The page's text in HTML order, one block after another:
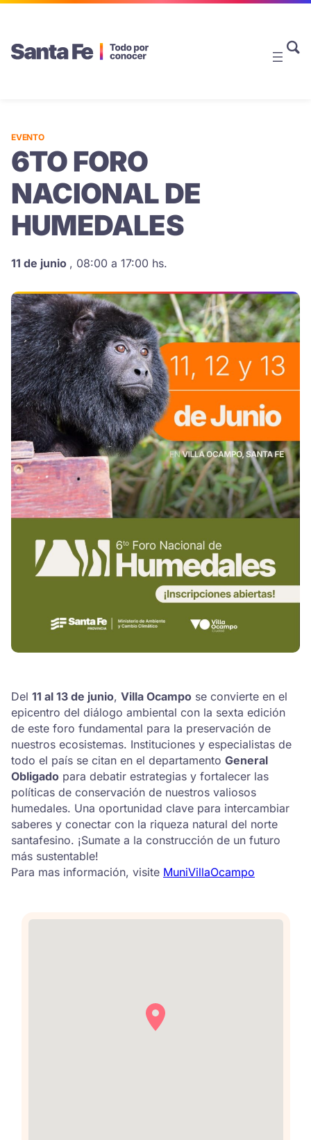
EVENTO
6TO FORO
NACIONAL DE
HUMEDALES
11 de junio , 08:00 a 17:00 hs.
Del 11 al 13 de junio, Villa Ocampo se convierte en el
epicentro del diálogo ambiental con la sexta edición
de este foro fundamental para la preservación de
nuestros ecosistemas. Instituciones y especialistas de
todo el país se citan en el departamento General
Obligado para debatir estrategias y fortalecer las
políticas de conservación de nuestros valiosos
humedales. Una oportunidad clave para intercambiar
saberes y conectar con la riqueza natural del norte
santafesino. ¡Sumate a la construcción de un futuro
más sustentable!
Para mas información, visite MuniVillaOcampo